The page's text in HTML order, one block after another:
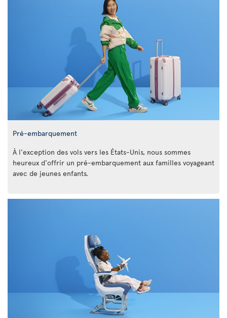
Pré-embarquement
À l'exception des vols vers les États-Unis, nous sommes
heureux d'offrir un pré-embarquement aux familles voyageant
avec de jeunes enfants.